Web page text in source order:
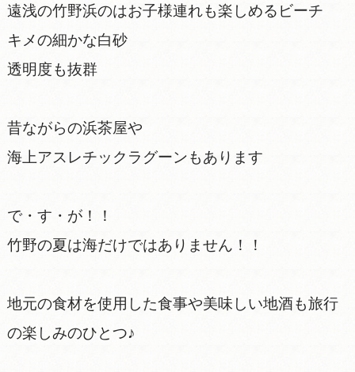
遠浅の竹野浜のはお子様連れも楽しめるビーチ
キメの細かな白砂
透明度も抜群
昔ながらの浜茶屋や
海上アスレチックラグーンもあります
で・す・が！！
竹野の夏は海だけではありません！！
地元の食材を使用した食事や美味しい地酒も旅行
の楽しみのひとつ♪